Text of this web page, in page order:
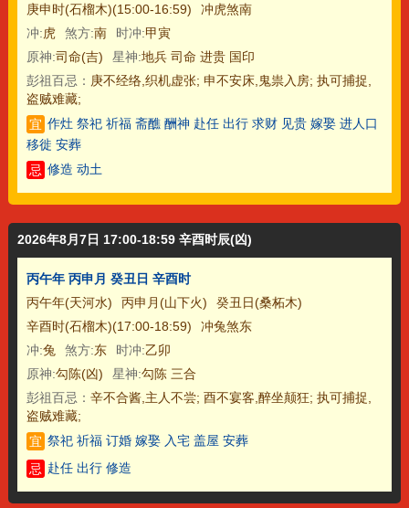
庚申时(石榴木)(15:00-16:59)
冲虎煞南
冲:虎 煞方:南 时冲:甲寅
原神:司命(吉) 星神:地兵 司命 进贵 国印
彭祖百忌： 庚不经络,织机虚张; 申不安床,鬼祟入房; 执可捕捉,
盗贼难藏;
宜 作灶 祭祀 祈福 斋醮 酬神 赴任 出行 求财 见贵 嫁娶 进人口
移徙 安葬
忌 修造 动土
2026年8月7日 17:00-18:59 辛酉时辰(凶)
丙午年 丙申月 癸丑日 辛酉时
丙午年(天河水)
丙申月(山下火)
癸丑日(桑柘木)
辛酉时(石榴木)(17:00-18:59)
冲兔煞东
冲:兔 煞方:东 时冲:乙卯
原神:勾陈(凶) 星神:勾陈 三合
彭祖百忌： 辛不合酱,主人不尝; 酉不宴客,醉坐颠狂; 执可捕捉,
盗贼难藏;
宜 祭祀 祈福 订婚 嫁娶 入宅 盖屋 安葬
忌 赴任 出行 修造